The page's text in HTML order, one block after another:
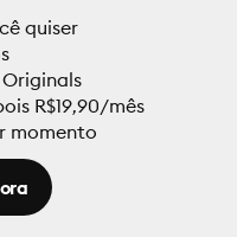
quiser
R$19,90/mês
momento